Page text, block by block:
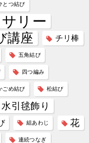
とつ結び
リー
講座 チリ棒
五角結び
四つ編み
ごめ結び 松結び
水引毬飾り
組あわじ 花
連続つなぎ